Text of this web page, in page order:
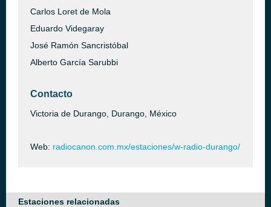
Carlos Loret de Mola
Eduardo Videgaray
José Ramón Sancristóbal
Alberto García Sarubbi
Contacto
Victoria de Durango, Durango, México
Web: radiocanon.com.mx/estaciones/w-radio-durango/
Estaciones relacionadas